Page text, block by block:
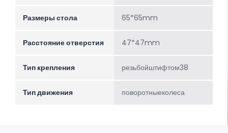
Размеры стола 65*65mm
Расстояние отверстия 47*47mm
Тип крепления резьбойштифтом38
Тип движения поворотныеколеса